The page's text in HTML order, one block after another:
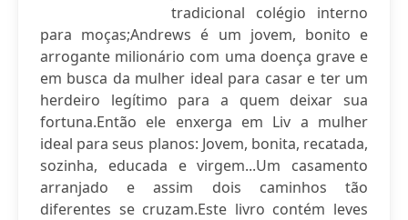
tradicional colégio interno
para moças;Andrews é um jovem, bonito e
arrogante milionário com uma doença grave e
em busca da mulher ideal para casar e ter um
herdeiro legítimo para a quem deixar sua
fortuna.Então ele enxerga em Liv a mulher
ideal para seus planos: Jovem, bonita, recatada,
sozinha, educada e virgem...Um casamento
arranjado e assim dois caminhos tão
diferentes se cruzam.Este livro contém leves